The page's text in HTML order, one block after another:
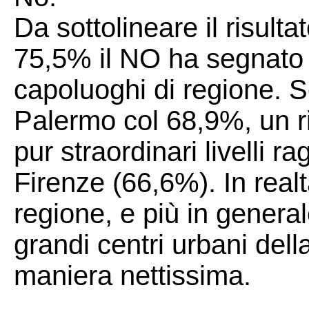
Da sottolineare il
75,5% il NO ha
capoluoghi di regione.
Palermo col 68,9%, un
pur straordinari livelli
Firenze (66,6%). In
regione, e più in
grandi centri urbani
maniera nettissima.